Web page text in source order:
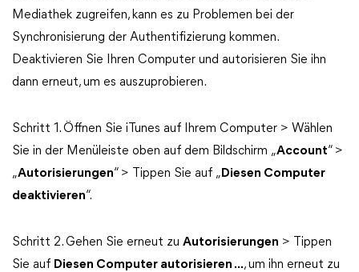
Mediathek zugreifen, kann es zu Problemen bei der
Synchronisierung der Authentifizierung kommen.
Deaktivieren Sie Ihren Computer und autorisieren Sie ihn
dann erneut, um es auszuprobieren.
Schritt 1. Öffnen Sie iTunes auf Ihrem Computer > Wählen
Sie in der Menüleiste oben auf dem Bildschirm „Account“ >
„Autorisierungen“ > Tippen Sie auf „ Diesen Computer
deaktivieren“.
Schritt 2. Gehen Sie erneut zu Autorisierungen > Tippen
Sie auf Diesen Computer autorisieren ..., um ihn erneut zu